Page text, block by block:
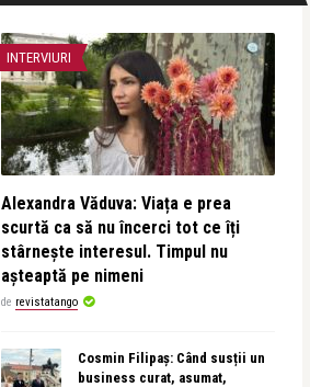
INTERVIURI
Alexandra Văduva: Viața e prea
scurtă ca să nu încerci tot ce îți
stârnește interesul. Timpul nu
așteaptă pe nimeni
de revistatango
Cosmin Filipaș: Când susții un
business curat, asumat,